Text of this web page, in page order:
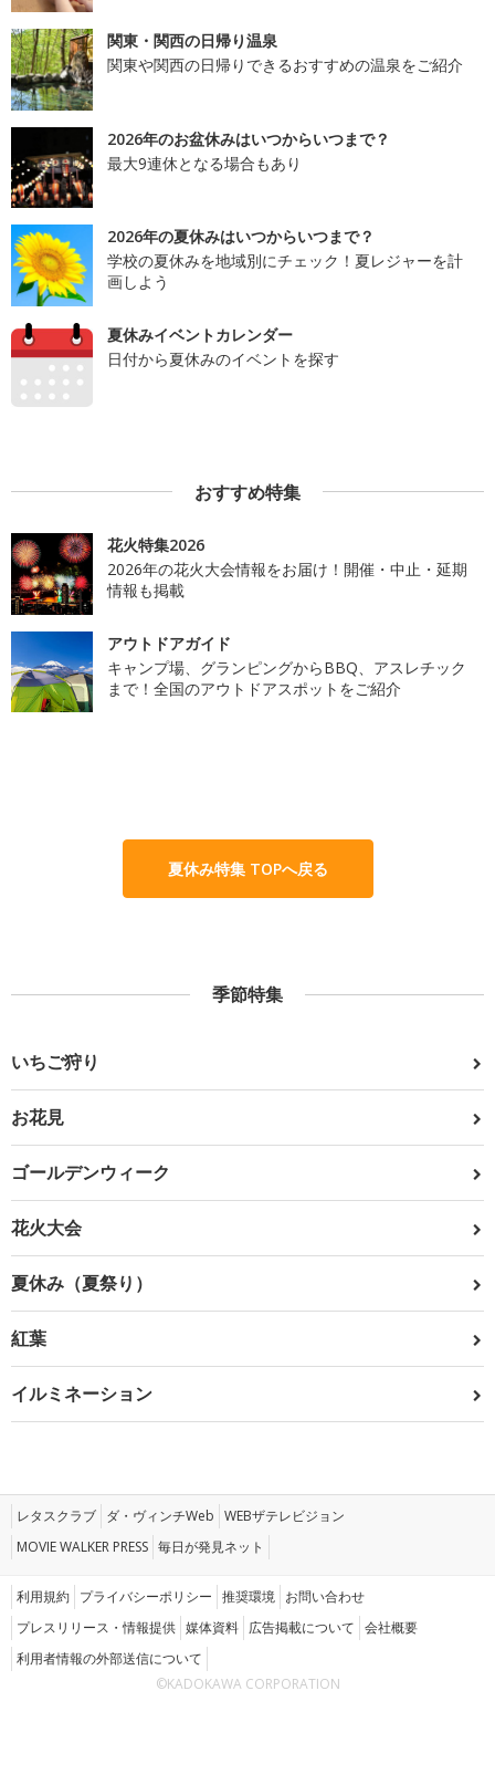
関東・関西の日帰り温泉
関東や関西の日帰りできるおすすめの温泉をご紹介
2026年のお盆休みはいつからいつまで？
最大9連休となる場合もあり
2026年の夏休みはいつからいつまで？
学校の夏休みを地域別にチェック！夏レジャーを計
画しよう
夏休みイベントカレンダー
日付から夏休みのイベントを探す
おすすめ特集
花火特集2026
2026年の花火大会情報をお届け！開催・中止・延期
情報も掲載
アウトドアガイド
キャンプ場、グランピングからBBQ、アスレチック
まで！全国のアウトドアスポットをご紹介
夏休み特集 TOPへ戻る
季節特集
いちご狩り
お花見
ゴールデンウィーク
花火大会
夏休み（夏祭り）
紅葉
イルミネーション
レタスクラブ ダ・ヴィンチWeb WEBザテレビジョン
MOVIE WALKER PRESS 毎日が発見ネット
利用規約 プライバシーポリシー 推奨環境 お問い合わせ
プレスリリース・情報提供 媒体資料 広告掲載について 会社概要
利用者情報の外部送信について
©KADOKAWA CORPORATION